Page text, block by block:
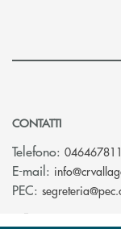
CONTATTI
Telefono:
E-mail:
PEC: